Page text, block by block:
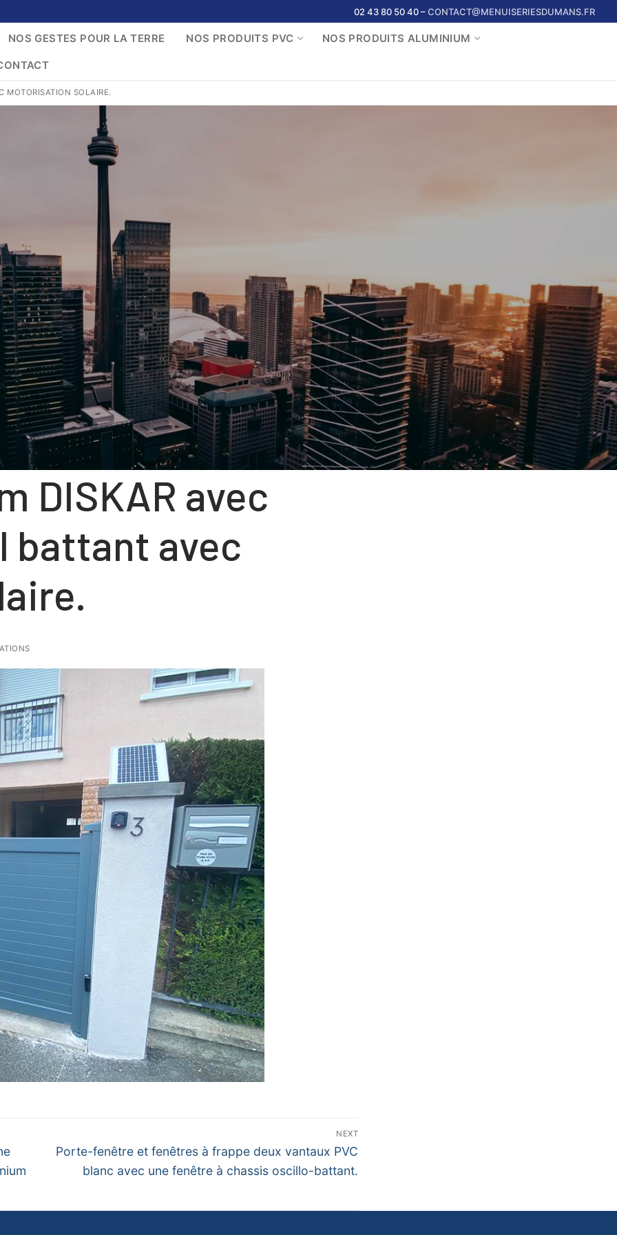
02 43 80 50 40 –CONTACT@MENUISERIESDUMANS.FR
NOS GESTES POUR LA TERRE NOS PRODUITS PVC NOS PRODUITS ALUMINIUM
?
LA TERRE
HABITAT »
TERTIAIRE »
MOTORISATION SOLAIRE.
DISKAR avec
battant avec
NEXT
Next
Porte-fenêtre et fenêtres à frappe deux vantaux PVC
blanc avec une fenêtre à chassis oscillo-battant.